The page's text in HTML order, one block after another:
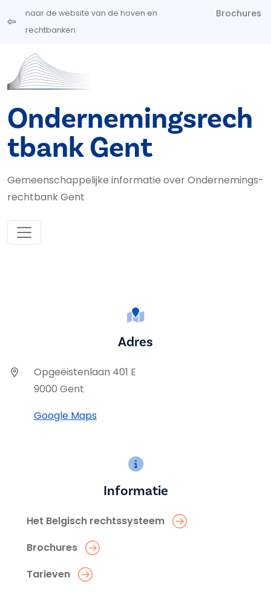
Overslaan en naar de inhoud gaan
naar de website van de hoven en
rechtbanken
Brochures
Ondernemingsrech
tbank Gent
Gemeenschappelijke informatie over Ondernemings­
rechtbank Gent
Adres
Opgeëistenlaan 401 E
9000 Gent
Google Maps
Informatie
Het Belgisch rechtssysteem
Brochures
Tarieven